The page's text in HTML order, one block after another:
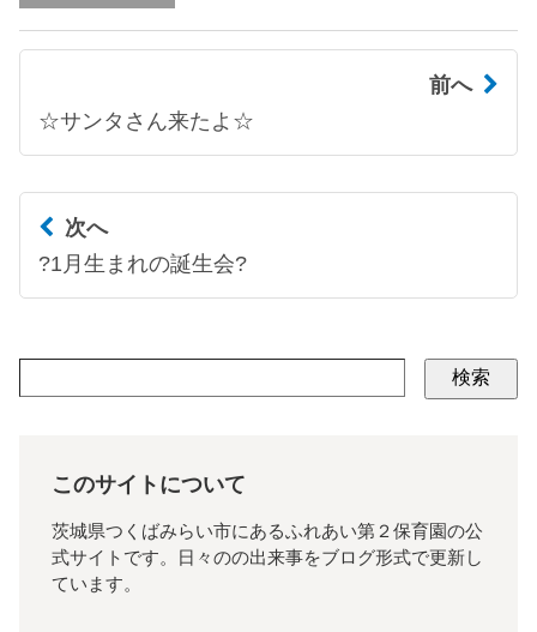
前へ
☆サンタさん来たよ☆
次へ
?1月生まれの誕生会?
検索
このサイトについて
茨城県つくばみらい市にあるふれあい第２保育園の公
式サイトです。日々のの出来事をブログ形式で更新し
ています。